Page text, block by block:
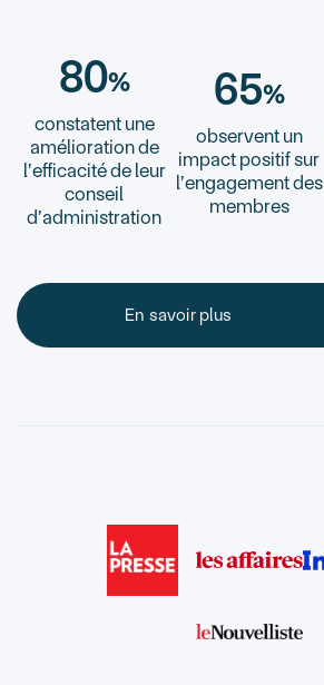
80%
constatent une
amélioration de
l’efficacité de leur
conseil
d’administration
65%
observent un
impact positif sur
l’engagement des
membres
En savoir plus